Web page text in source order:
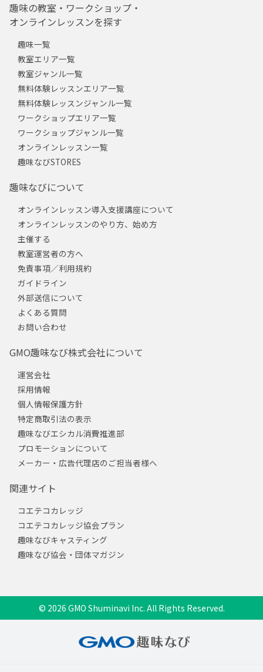
趣味の教室・ワークショップ・
オンラインレッスンを探す
趣味一覧
教室エリア一覧
教室ジャンル一覧
無料体験レッスンエリア一覧
無料体験レッスンジャンル一覧
ワークショップエリア一覧
ワークショップジャンル一覧
オンラインレッスン一覧
趣味なびSTORES
趣味なびについて
オンラインレッスン導入支援講座について
オンラインレッスンのやり方、始め方
主催する
教室運営者の方へ
免責事項／利用規約
ガイドライン
外部送信について
よくある質問
お問い合わせ
GMO趣味なび株式会社について
運営会社
採用情報
個人情報保護方針
特定商取引法の表示
趣味なびエシカル消費推進部
プロモーションについて
メーカー・広告代理店のご担当者様へ
関連サイト
コエテコカレッジ
コエテコカレッジ協会プラン
趣味なびキャスティング
趣味なび協会・団体マガジン
© 2026 GMO Shuminavi Inc. All Rights Reserved.